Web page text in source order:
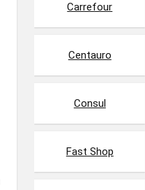
Carrefour
Centauro
Consul
Fast Shop